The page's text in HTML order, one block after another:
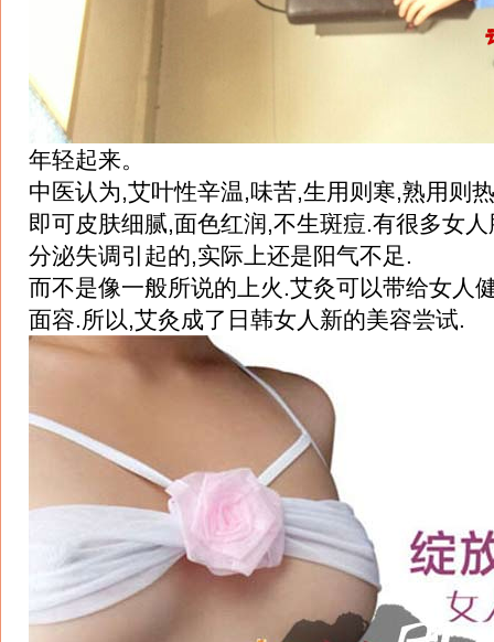
年轻起来。
中医认为,艾叶性辛温,味苦,生用则寒,熟用则
即可皮肤细腻,面色红润,不生斑痘.有很多女
分泌失调引起的,实际上还是阳气不足.
而不是像一般所说的上火.艾灸可以带给女人
面容.所以,艾灸成了日韩女人新的美容尝试.